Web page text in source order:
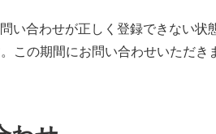
い合わせが正しく登録できない状
この期間にお問い合わせいただき